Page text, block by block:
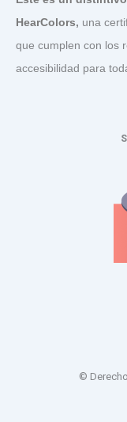
HearColors, una
que cumplen con los
accesibilidad para
©